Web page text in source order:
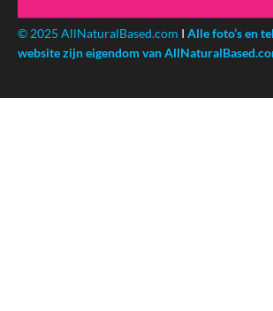
© 2025 AllNaturalBased.com I Alle foto’s en
website zijn eigendom van